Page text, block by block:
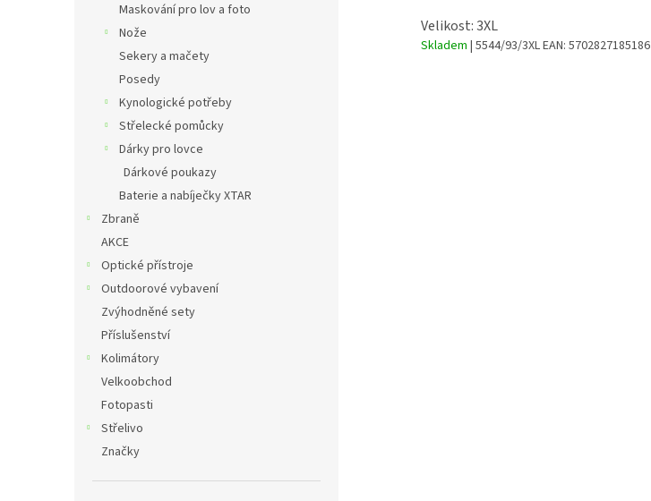
Maskování pro lov a foto
Nože
Sekery a mačety
Posedy
Kynologické potřeby
Střelecké pomůcky
Dárky pro lovce
Dárkové poukazy
Baterie a nabíječky XTAR
Zbraně
AKCE
Optické přístroje
Outdoorové vybavení
Zvýhodněné sety
Příslušenství
Kolimátory
Velkoobchod
Fotopasti
Střelivo
Značky
Velikost: 3XL
Skladem | 5544/93/3XLEAN: 5702827185186